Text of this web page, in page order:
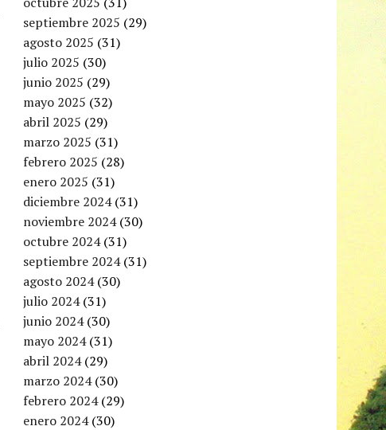
septiembre 2025 (29)
agosto 2025 (31)
julio 2025 (30)
junio 2025 (29)
mayo 2025 (32)
abril 2025 (29)
marzo 2025 (31)
febrero 2025 (28)
enero 2025 (31)
diciembre 2024(31)
noviembre 2024(30)
octubre 2024(31)
septiembre 2024(31)
agosto 2024(30)
julio 2024(31)
junio 2024(30)
mayo 2024(31)
abril 2024(29)
marzo 2024(30)
febrero 2024(29)
enero 2024(30)